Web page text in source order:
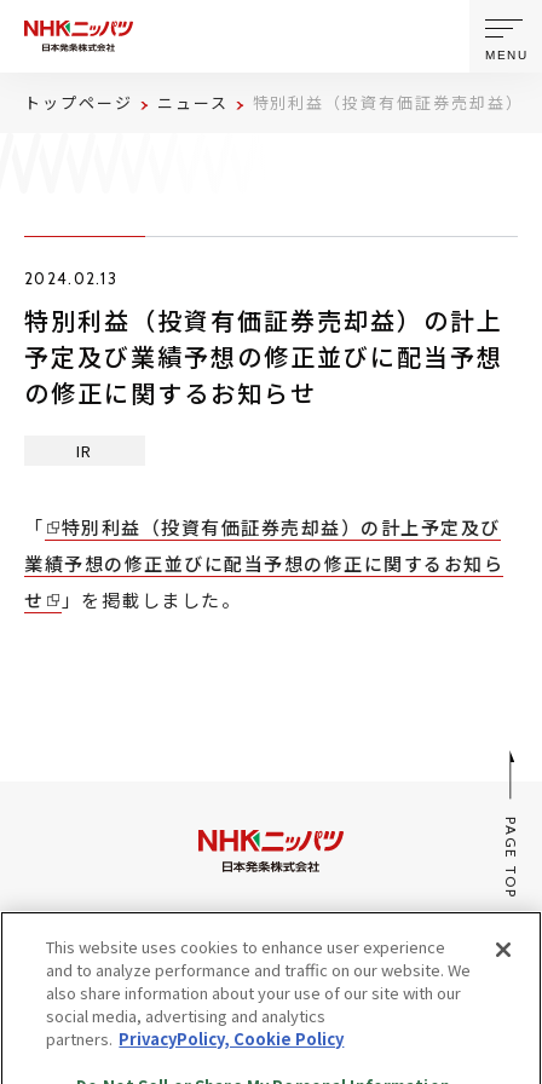
製品・技術
ニュース
採用情報
MENU
トップページ ニュース 特別利益（投資有価証券売却益）
2024.02.13
特別利益（投資有価証券売却益）の計上
予定及び業績予想の修正並びに配当予想
の修正に関するお知らせ
IR
「
特別利益（投資有価証券売却益）の計上予定及び
業績予想の修正並びに配当予想の修正に関するお知ら
せ
」を掲載しました。
PAGE TOP
みんなのaiポータル
サイトマップ
プライバシーポリシー・Cookieポリシー
Do Not Sell or Share My Personal Information
This website uses cookies to enhance user experience
and to analyze performance and traffic on our website. We
also share information about your use of our site with our
social media, advertising and analytics
partners. PrivacyPolicy, Cookie Policy